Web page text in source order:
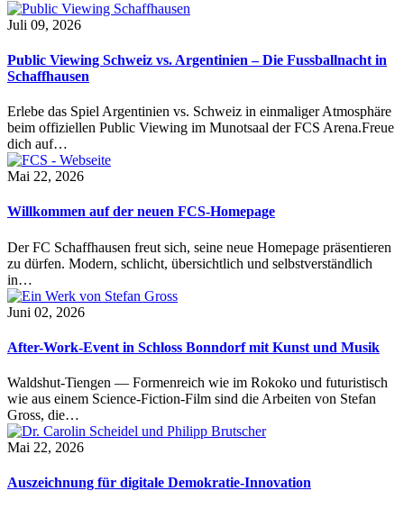
Juli 09, 2026
Public Viewing Schweiz vs. Argentinien – Die Fussballnacht in
Schaffhausen
Erlebe das Spiel Argentinien vs. Schweiz in einmaliger Atmosphäre
beim offiziellen Public Viewing im Munotsaal der FCS Arena.Freue
dich auf…
Mai 22, 2026
Willkommen auf der neuen FCS-Homepage
Der FC Schaffhausen freut sich, seine neue Homepage präsentieren
zu dürfen. Modern, schlicht, übersichtlich und selbstverständlich
in…
Juni 02, 2026
After-Work-Event in Schloss Bonndorf mit Kunst und Musik
Waldshut-Tiengen — Formenreich wie im Rokoko und futuristisch
wie aus einem Science-Fiction-Film sind die Arbeiten von Stefan
Gross, die…
Mai 22, 2026
Auszeichnung für digitale Demokratie-Innovation